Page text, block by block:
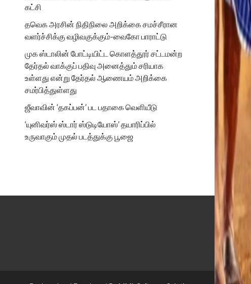
கட்சி
தவெக அரசின் நிதிநிலை அறிக்கை சமச்சீரான
வளர்ச்சிக்கு வழிவகுக்கும்-வைகோ பாராட்டு
முக ஸ்டாலின் போட்டியிட்ட கொளத்தூர் சட்டமன்ற
தேர்தல் வாக்குப் பதிவு அனைத்தும் சரியாக
உள்ளது என்று தேர்தல் ஆணையம் அறிக்கை
சமர்பித்துள்ளது
ஜீவாவின் ‘தகப்பன்’ பட பதாகை வெளியீடு
‘யுனிவர்ஸ் ஸ்டார் ஸ்டுடியோஸ்’ தயாரிப்பில்
உருவாகும் முதல் படத்துக்கு பூஜை